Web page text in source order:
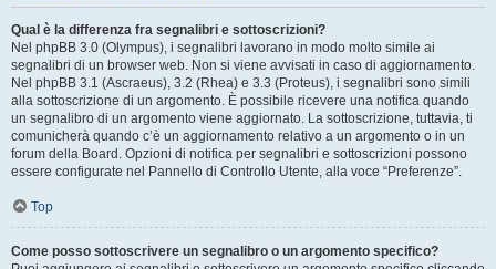
Qual è la differenza fra segnalibri e sottoscrizioni?
Nel phpBB 3.0 (Olympus), i segnalibri lavorano in modo molto simile ai
segnalibri di un browser web. Non si viene avvisati in caso di aggiornamento.
Nel phpBB 3.1 (Ascraeus), 3.2 (Rhea) e 3.3 (Proteus), i segnalibri sono simili
alla sottoscrizione di un argomento. È possibile ricevere una notifica quando
un segnalibro di un argomento viene aggiornato. La sottoscrizione, tuttavia, ti
comunicherà quando c’è un aggiornamento relativo a un argomento o in un
forum della Board. Opzioni di notifica per segnalibri e sottoscrizioni possono
essere configurate nel Pannello di Controllo Utente, alla voce “Preferenze”.
Top
Come posso sottoscrivere un segnalibro o un argomento specifico?